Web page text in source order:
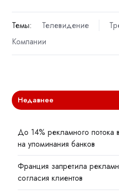
Темы: Телевидение
Компании
Недавнее
До 14% рекламного потока
на упоминания банков
Франция запретила
согласия клиентов